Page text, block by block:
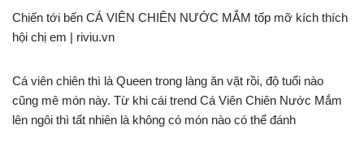
Chiến tới bến CÁ VIÊN CHIÊN NƯỚC MẮM tốp mỡ kích thích
hội chị em | riviu.vn
Cá viên chiên thì là Queen trong làng ăn vặt rồi, độ tuổi nào
cũng mê món này. Từ khi cái trend Cá Viên Chiên Nước Mắm
lên ngôi thì tất nhiên là không có món nào có thể đánh